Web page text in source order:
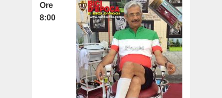
Ore
8:00